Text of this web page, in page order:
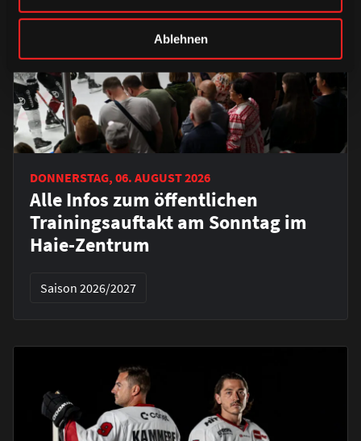
Ablehnen
DONNERSTAG, 06. AUGUST 2026
Alle Infos zum öffentlichen
Trainingsauftakt am Sonntag im
Haie-Zentrum
Saison 2026/2027